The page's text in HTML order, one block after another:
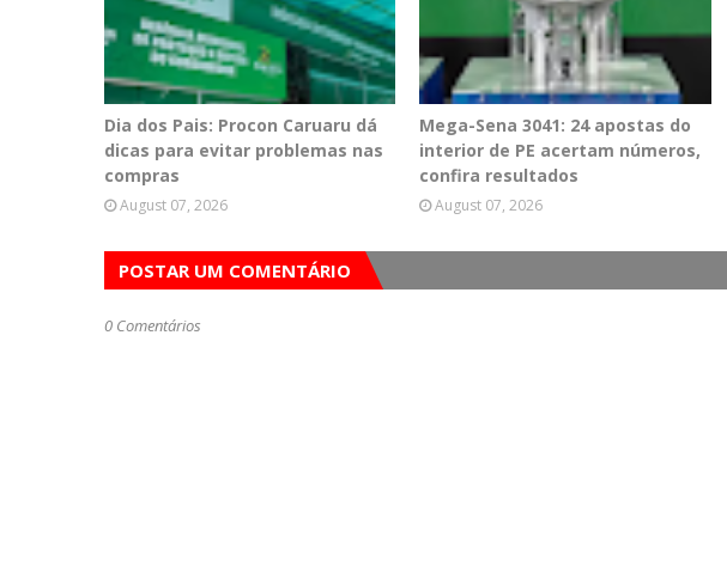
Dia dos Pais: Procon Caruaru dá
dicas para evitar problemas nas
compras
August 07, 2026
Mega-Sena 3041: 24 apostas do
interior de PE acertam números,
confira resultados
August 07, 2026
POSTAR UM COMENTÁRIO
0 Comentários